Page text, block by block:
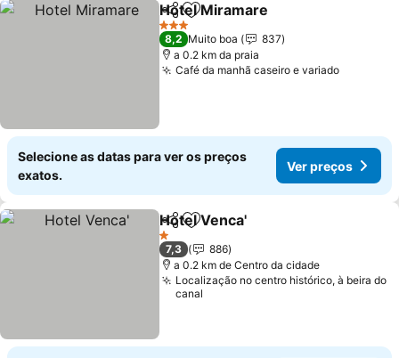
PartilharAdicionar aos favoritos
Hotel Miramare
3 Estrelas
8,2 Muito boa
837
a 0.2 km da praia
Café da manhã caseiro e variado
Selecione as datas para ver os preços
exatos.
Ver preços
PartilharAdicionar aos favoritos
Hotel Venca'
1 Estrelas
7,3
886
a 0.2 km de Centro da cidade
Localização no centro histórico, à beira do
canal